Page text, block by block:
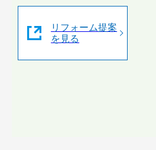
リフォーム提案
を見る